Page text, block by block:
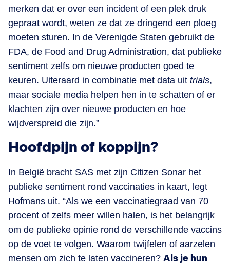
merken dat er over een incident of een plek druk
gepraat wordt, weten ze dat ze dringend een ploeg
moeten sturen. In de Verenigde Staten gebruikt de
FDA, de Food and Drug Administration, dat publieke
sentiment zelfs om nieuwe producten goed te
keuren. Uiteraard in combinatie met data uit trials,
maar sociale media helpen hen in te schatten of er
klachten zijn over nieuwe producten en hoe
wijdverspreid die zijn.”
Hoofdpijn of koppijn?
In België bracht SAS met zijn Citizen Sonar het
publieke sentiment rond vaccinaties in kaart, legt
Hofmans uit. “Als we een vaccinatiegraad van 70
procent of zelfs meer willen halen, is het belangrijk
om de publieke opinie rond de verschillende vaccins
op de voet te volgen. Waarom twijfelen of aarzelen
mensen om zich te laten vaccineren? Als je hun